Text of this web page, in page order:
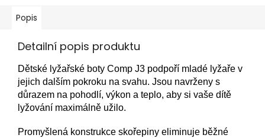
Popis
Detailní popis produktu
Dětské lyžařské boty Comp J3 podpoří mladé lyžaře v
jejich dalším pokroku na svahu. Jsou navrženy s
důrazem na pohodlí, výkon a teplo, aby si vaše dítě
lyžování maximálně užilo.
Promyšlená konstrukce skořepiny eliminuje běžné